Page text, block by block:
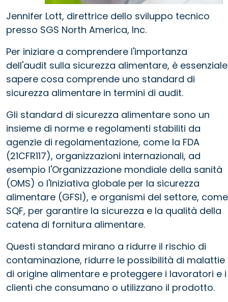
Jennifer Lott, direttrice dello sviluppo tecnico
presso SGS North America, Inc.
Per iniziare a comprendere l'importanza
dell'audit sulla sicurezza alimentare, è essenziale
sapere cosa comprende uno standard di
sicurezza alimentare in termini di audit.
Gli standard di sicurezza alimentare sono un
insieme di norme e regolamenti stabiliti da
agenzie di regolamentazione, come la FDA
(21CFR117), organizzazioni internazionali, ad
esempio l'Organizzazione mondiale della sanità
(OMS) o l'Iniziativa globale per la sicurezza
alimentare (GFSI), e organismi del settore, come
SQF, per garantire la sicurezza e la qualità della
catena di fornitura alimentare.
Questi standard mirano a ridurre il rischio di
contaminazione, ridurre le possibilità di malattie
di origine alimentare e proteggere i lavoratori e i
clienti che consumano o utilizzano il prodotto.